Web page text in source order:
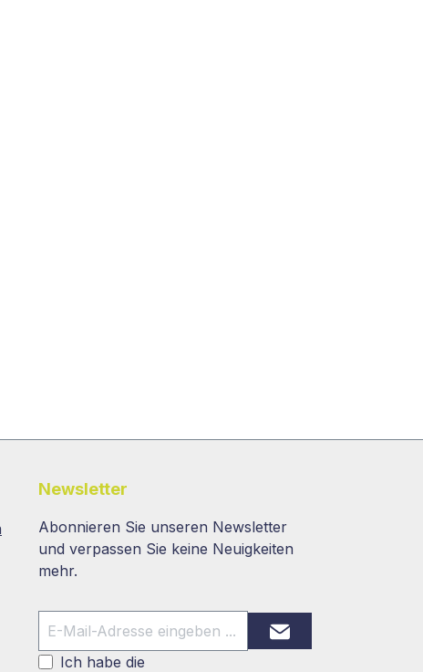
Newsletter
Abonnieren Sie unseren Newsletter
und verpassen Sie keine Neuigkeiten
mehr.
Ich habe die